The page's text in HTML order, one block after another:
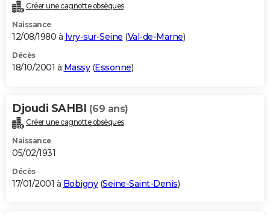
Créer une cagnotte obsèques
Naissance
12/08/1980 à Ivry-sur-Seine (Val-de-Marne)
Décès
18/10/2001 à Massy(Essonne)
Djoudi SAHBI (69 ans)
Créer une cagnotte obsèques
Naissance
05/02/1931
Décès
17/01/2001 à Bobigny(Seine-Saint-Denis)